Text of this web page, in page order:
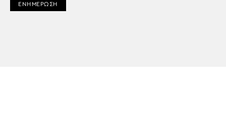
ΕΝΗΜΕΡΩΣΗ